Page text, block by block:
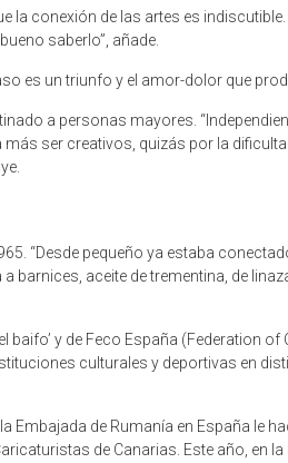
conexión de las artes es
saberlo”, añade.
es un triunfo y el amor-dolor que
a personas mayores.
ser creativos, quizás por la
“Desde pequeño ya estaba
barnices, aceite de trementina, de
y de Feco España (Federation of
culturales y deportivas en
de Rumanía en España le
de Canarias. Este año, en